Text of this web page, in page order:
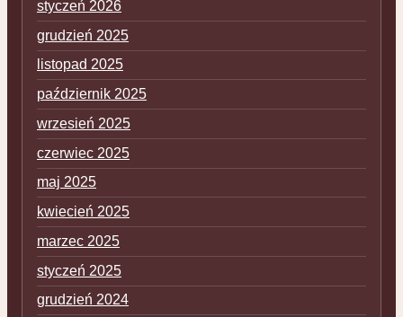
styczeń 2026
grudzień 2025
listopad 2025
październik 2025
wrzesień 2025
czerwiec 2025
maj 2025
kwiecień 2025
marzec 2025
styczeń 2025
grudzień 2024